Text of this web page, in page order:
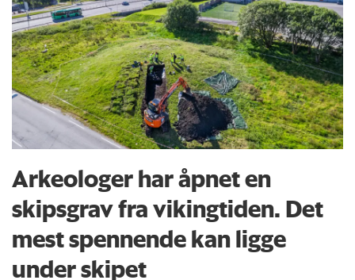
Arkeologer har åpnet en
skipsgrav fra vikingtiden. Det
mest spennende kan ligge
under skipet